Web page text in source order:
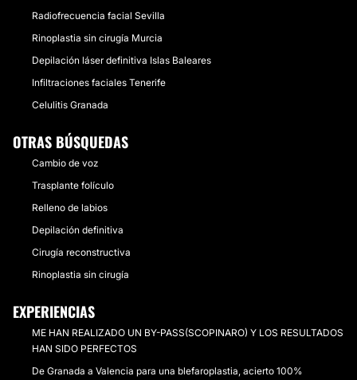
Radiofrecuencia facial Sevilla
Rinoplastia sin cirugía Murcia
Depilación láser definitiva Islas Baleares
Infiltraciones faciales Tenerife
Celulitis Granada
OTRAS BÚSQUEDAS
Cambio de voz
Trasplante folículo
Relleno de labios
Depilación definitiva
Cirugía reconstructiva
Rinoplastia sin cirugía
EXPERIENCIAS
ME HAN REALIZADO UN BY-PASS(SCOPINARO) Y LOS RESULTADOS
HAN SIDO PERFECTOS
De Granada a Valencia para una blefaroplastia, acierto 100%